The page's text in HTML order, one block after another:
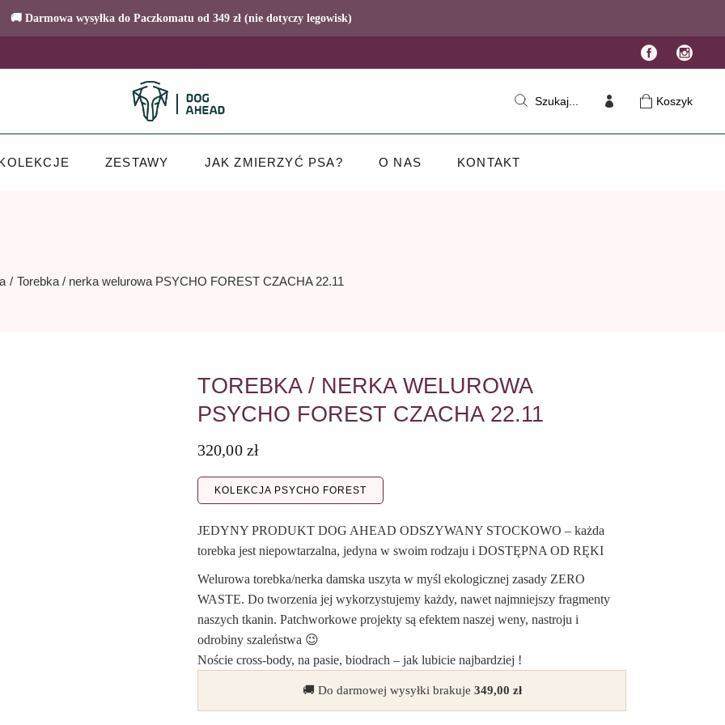
🚚 Darmowa wysyłka do Paczkomatu od 349 zł (nie dotyczy legowisk)
Szukaj... Koszyk
ZESTAWY JAK ZMIERZYĆ PSA? O NAS KONTAKT
Torebka / nerka welurowa PSYCHO FOREST CZACHA 22.11
TOREBKA / NERKA WELUROWA
PSYCHO FOREST CZACHA 22.11
320,00 zł
KOLEKCJA PSYCHO FOREST
JEDYNY PRODUKT DOG AHEAD ODSZYWANY STOCKOWO – każda
torebka jest niepowtarzalna, jedyna w swoim rodzaju i DOSTĘPNA OD RĘKI
Welurowa torebka/nerka damska uszyta w myśl ekologicznej zasady ZERO
WASTE. Do tworzenia jej wykorzystujemy każdy, nawet najmniejszy fragmenty
naszych tkanin. Patchworkowe projekty są efektem naszej weny, nastroju i
odrobiny szaleństwa 😉
Noście cross-body, na pasie, biodrach – jak lubicie najbardziej !
🚚 Do darmowej wysyłki brakuje 349,00 zł